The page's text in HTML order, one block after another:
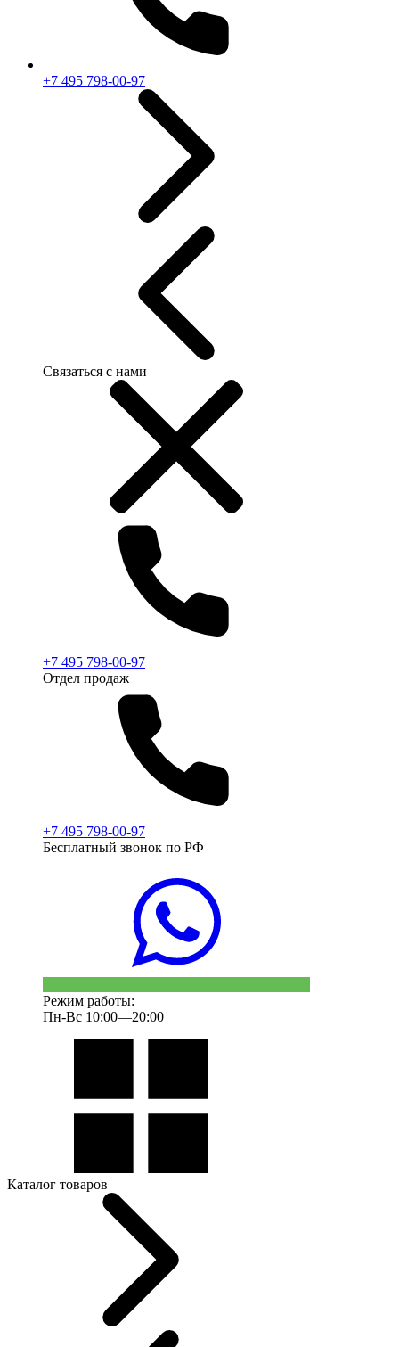
+7 495 798-00-97
Связаться с нами
+7 495 798-00-97
Отдел продаж
+7 495 798-00-97
Бесплатный звонок по РФ
Режим работы:
Пн-Вс 10:00—20:00
Каталог товаров